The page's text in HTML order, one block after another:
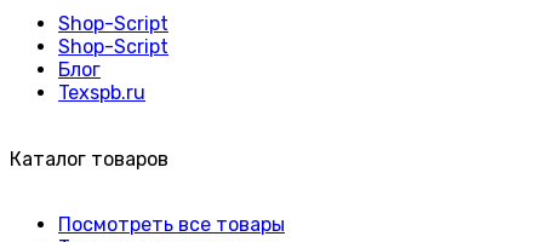
Shop-Script
Shop-Script
Блог
Texspb.ru
Каталог товаров
Посмотреть все товары